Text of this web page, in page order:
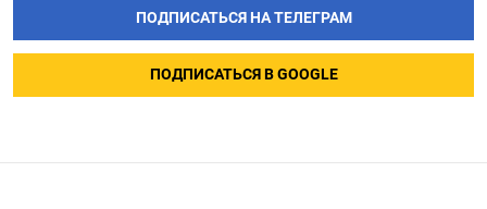
ПОДПИСАТЬСЯ НА ТЕЛЕГРАМ
ПОДПИСАТЬСЯ В GOOGLE